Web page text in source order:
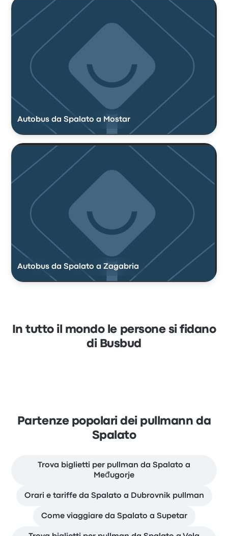
Autobus da Spalato a Mostar
Autobus da Spalato a Zagabria
In tutto il mondo le persone si fidano
di Busbud
Partenze popolari dei pullmann da
Spalato
Trova biglietti per pullman da Spalato a
Međugorje
Orari e tariffe da Spalato a Dubrovnik pullman
Come viaggiare da Spalato a Supetar